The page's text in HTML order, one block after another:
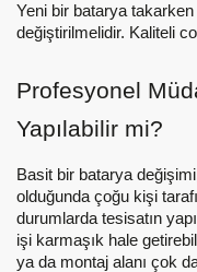
Yeni bir batarya
değiştirilmelidir. Kaliteli
Profesyonel
Yapılabilir mi?
Basit bir batarya
olduğunda çoğu kişi
durumlarda tesisatın
işi karmaşık hale
ya da montaj alanı çok